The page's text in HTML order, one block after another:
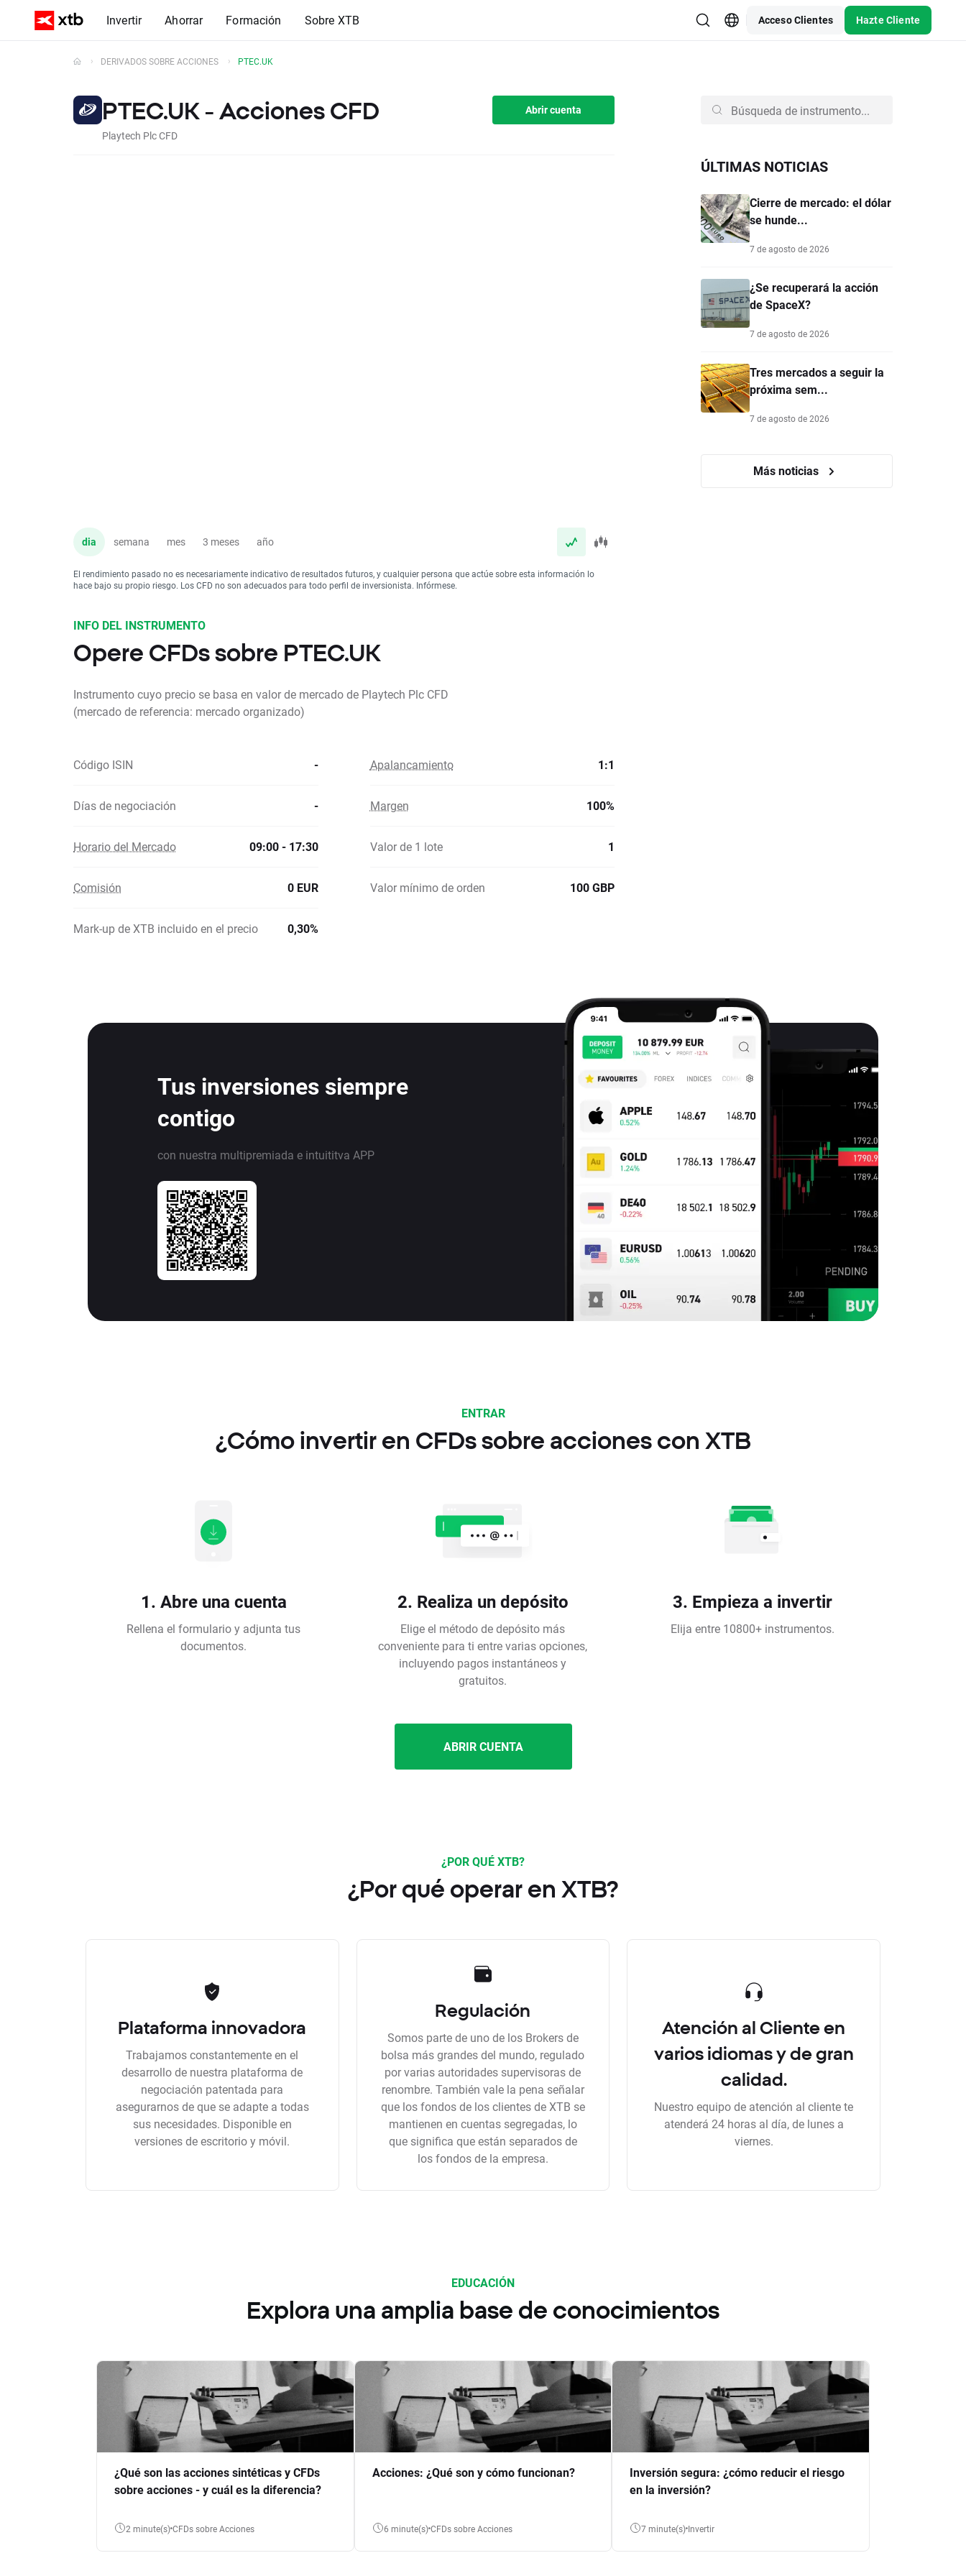
Invertir Ahorrar Formación Sobre XTB Acceso Clientes Hazte Cliente
DERIVADOS SOBRE ACCIONES PTEC.UK
PTEC.UK - Acciones CFD
Playtech Plc CFD
Abrir cuenta
dia semana mes 3 meses año
El rendimiento pasado no es necesariamente indicativo de resultados futuros, y cualquier persona que actúe sobre esta información lo
hace bajo su propio riesgo. Los CFD no son adecuados para todo perfil de inversionista. Infórmese.
ÚLTIMAS NOTICIAS
Cierre de mercado: el dólar
se hunde...
7 de agosto de 2026
¿Se recuperará la acción
de SpaceX?
7 de agosto de 2026
Tres mercados a seguir la
próxima sem...
7 de agosto de 2026
Más noticias
INFO DEL INSTRUMENTO
Opere CFDs sobre PTEC.UK
Instrumento cuyo precio se basa en valor de mercado de Playtech Plc CFD
(mercado de referencia: mercado organizado)
Código ISIN - Apalancamiento 1:1
Días de negociación - Margen 100%
Horario del Mercado 09:00 - 17:30 Valor de 1 lote 1
Comisión 0 EUR Valor mínimo de orden 100 GBP
Mark-up de XTB incluido en el precio 0,30%
Tus inversiones siempre
contigo
con nuestra multipremiada e intuititva APP
ENTRAR
¿Cómo invertir en CFDs sobre acciones con XTB
1. Abre una cuenta
Rellena el formulario y adjunta tus
documentos.
2. Realiza un depósito
Elige el método de depósito más
conveniente para ti entre varias opciones,
incluyendo pagos instantáneos y
gratuitos.
3. Empieza a invertir
Elija entre 10800+ instrumentos.
ABRIR CUENTA
¿POR QUÉ XTB?
¿Por qué operar en XTB?
Plataforma innovadora
Trabajamos constantemente en el
desarrollo de nuestra plataforma de
negociación patentada para
asegurarnos de que se adapte a todas
sus necesidades. Disponible en
versiones de escritorio y móvil.
Regulación
Somos parte de uno de los Brokers de
bolsa más grandes del mundo, regulado
por varias autoridades supervisoras de
renombre. También vale la pena señalar
que los fondos de los clientes de XTB se
mantienen en cuentas segregadas, lo
que significa que están separados de
los fondos de la empresa.
Atención al Cliente en
varios idiomas y de gran
calidad.
Nuestro equipo de atención al cliente te
atenderá 24 horas al día, de lunes a
viernes.
EDUCACIÓN
Explora una amplia base de conocimientos
¿Qué son las acciones sintéticas y CFDs
sobre acciones - y cuál es la diferencia?
2 minute(s) CFDs sobre Acciones
Acciones: ¿Qué son y cómo funcionan?
6 minute(s) CFDs sobre Acciones
Inversión segura: ¿cómo reducir el riesgo
en la inversión?
7 minute(s) Invertir